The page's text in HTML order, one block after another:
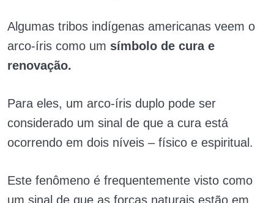
Algumas tribos indígenas americanas veem o
arco-íris como um símbolo de cura e
renovação.
Para eles, um arco-íris duplo pode ser
considerado um sinal de que a cura está
ocorrendo em dois níveis – físico e espiritual.
Este fenômeno é frequentemente visto como
um sinal de que as forças naturais estão em